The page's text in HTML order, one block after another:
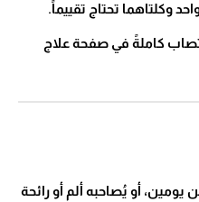
وكلتاهما تحتاج تقييماً.
كاملةً في صفحة علاج
يومين، أو يُصاحبه ألم أو رائحة